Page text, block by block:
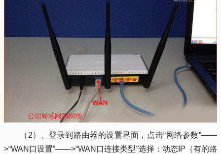
（2）、登录到路由器的设置界面，点击“网络参数”——
>“WAN口设置”——>“WAN口连接类型”选择：动态IP（有的路